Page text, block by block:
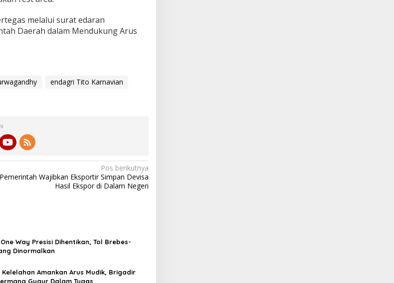
melalui surat edaran
Daerah dalam Mendukung Arus
endagri Tito Karnavian
Pos berikutnya
Pemerintah Wajibkan Eksportir Simpan Devisa
Hasil Ekspor di Dalam Negeri
Way Presisi Dihentikan, Tol Brebes-
Dinormalkan
Kelelahan Amankan Arus Mudik, Brigadir
Gugur Dalam Tugas